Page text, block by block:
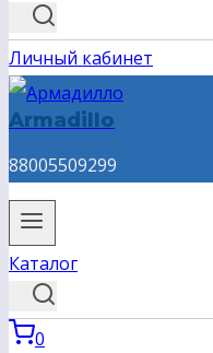
Личный кабинет
Armadillo
88005509299
Каталог
0